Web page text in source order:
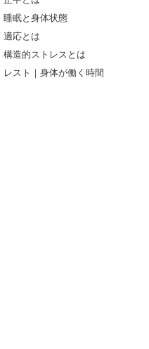
睡眠と身体状態
適応とは
構造的ストレスとは
レスト｜身体が働く時間